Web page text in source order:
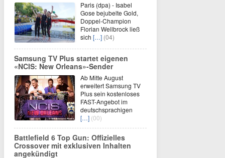
Paris (dpa) - Isabel
Gose bejubelte Gold,
Doppel-Champion
Florian Wellbrock ließ
sich […] (04)
Samsung TV Plus startet eigenen
«NCIS: New Orleans»-Sender
Ab Mitte August
erweitert Samsung TV
Plus sein kostenloses
FAST-Angebot im
deutschsprachigen
[…] (00)
Battlefield 6 Top Gun: Offizielles
Crossover mit exklusiven Inhalten
angekündigt